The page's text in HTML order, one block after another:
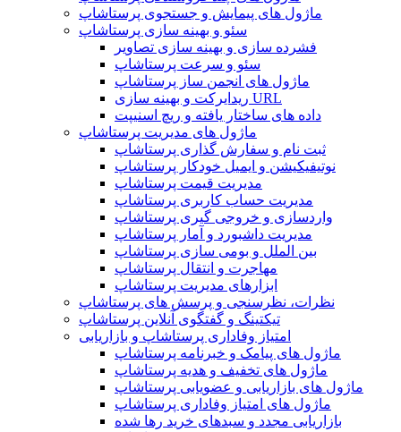
ماژول های پیمایش و جستجوی پرستاشاپ
سئو و بهینه سازی پرستاشاپ
فشرده سازی و بهینه سازی تصاویر
سئو و سرعت پرستاشاپ
ماژول های انجمن ساز پرستاشاپ
ریدایرکت و بهینه سازی URL
داده های ساختار یافته و ریچ اسنیپت
ماژول های مدیریت پرستاشاپ
ثبت نام و سفارش گذاری پرستاشاپ
نوتیفیکیشن و ایمیل خودکار پرستاشاپ
مدیریت قیمت پرستاشاپ
مدیریت حساب کاربری پرستاشاپ
واردسازی و خروجی گیری پرستاشاپ
مدیریت داشبورد و آمار پرستاشاپ
بین الملل و بومی سازی پرستاشاپ
مهاجرت و انتقال پرستاشاپ
ابزارهای مدیریت پرستاشاپ
نظرات، نظرسنجی و پرسش های پرستاشاپ
تیکتینگ و گفتگوی آنلاین پرستاشاپ
امتیاز وفاداری پرستاشاپ و بازاریابی
ماژول های پیامک و خبرنامه پرستاشاپ
ماژول های تخفیف و هدیه پرستاشاپ
ماژول های بازاریابی و عضویابی پرستاشاپ
ماژول های امتیاز وفاداری پرستاشاپ
بازاریابی مجدد و سبدهای خرید رها شده